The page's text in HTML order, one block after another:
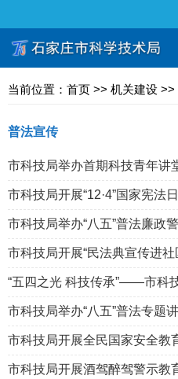
当前位置： 首页 >> 机关建设 >>
普法宣传
机
廉政
普
市科技局举办首期科技青年讲
市科技局开展“12·4”国家宪法
市科技局举办“八五”普法廉政
座
市科技局开展“民法典宣传进社
“五四之光 科技传承”——市科
题演讲比赛圆满举行
市科技局举办“八五”普法专题
市科技局开展全民国家安全教
市科技局开展酒驾醉驾警示教